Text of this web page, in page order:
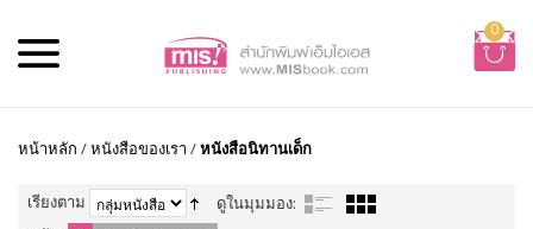
0
หน้าหลัก /หนังสือของเรา /หนังสือนิทานเด็ก
เรียงตาม
ดูในมุมมอง: